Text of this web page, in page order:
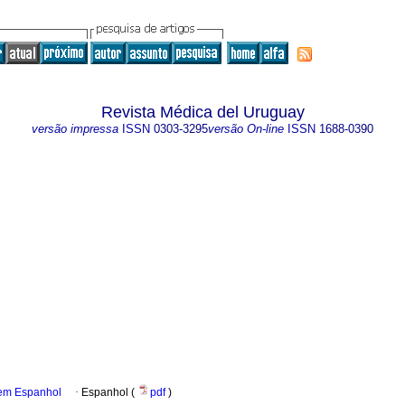
Revista Médica del Uruguay
versão impressa ISSN 0303-3295versão On-line ISSN 1688-0390
Espanhol · Espanhol ( pdf)